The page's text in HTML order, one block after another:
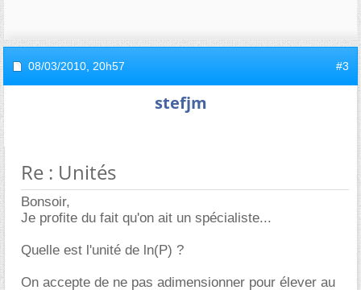
08/03/2010, 20h57 #3
stefjm
Re : Unités
Bonsoir,
Je profite du fait qu'on ait un spécialiste...
Quelle est l'unité de ln(P) ?
On accepte de ne pas adimensionner pour élever au